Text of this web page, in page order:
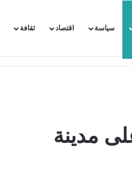
سياسة اقتصاد ثقافة
احتجاجا شديد اللهجة !!
مدينة